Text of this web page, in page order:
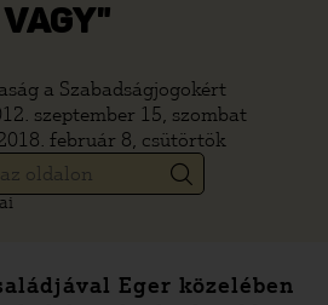
VAGY"
a Szabadságjogokért
szeptember 15, szombat
február 8, csütörtök
Eger közelében